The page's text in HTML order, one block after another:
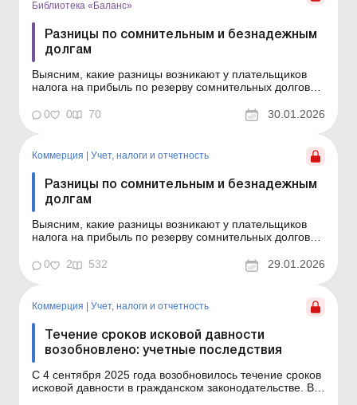
Библиотека «Баланс»
Разницы по сомнительным и безнадежным
долгам
Выясним, какие разницы возникают у плательщиков
налога на прибыль по резерву сомнительных долгов
полезности активов) и безнадежной дебиторской
задолженности. Серия Библиотека «Баланс» Спецтема
0 0 70 30.01.2026
Коммерция Учет, налоги и отчетность
Разницы по сомнительным и безнадежным
долгам
Выясним, какие разницы возникают у плательщиков
налога на прибыль по резерву сомнительных долгов
полезности активов) и безнадежной дебиторской
задолженности. Налоговым кодексом Украины
резервами. Одна из них каса...
0 2 532 29.01.2026
Коммерция | Учет, налоги и отчетность
Течение сроков исковой давности
возобновлено: учетные последствия
С 4 сентября 2025 года возобновилось течение сроков
исковой давности в гражданском законодательстве. В